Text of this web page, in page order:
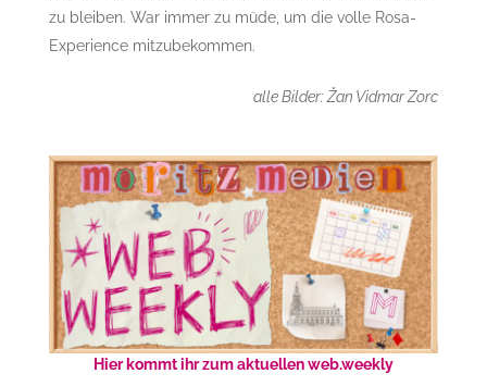
zu bleiben. War immer zu müde, um die volle Rosa-
Experience mitzubekommen.
alle Bilder: Žan Vidmar Zorc
Hier kommt ihr zum aktuellen web.weekly